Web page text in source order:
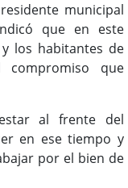
municipal
que en este
los habitantes de
compromiso que
al frente del
en ese tiempo y
por el bien de